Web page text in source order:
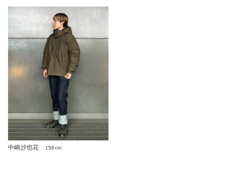
中嶋沙也花 158cm